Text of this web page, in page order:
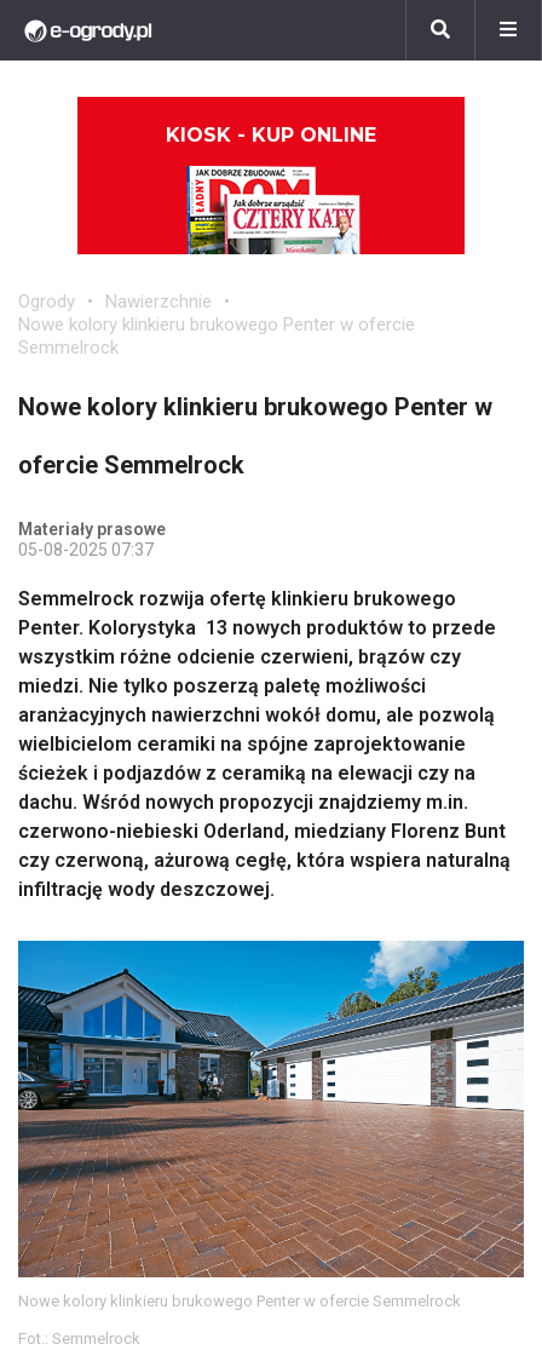
KIOSK - KUP ONLINE
Ogrody
Nawierzchnie
Nowe kolory klinkieru brukowego Penter w ofercie
Semmelrock
Nowe kolory klinkieru brukowego Penter w
ofercie Semmelrock
Materiały prasowe
05-08-2025 07:37
Semmelrock rozwija ofertę klinkieru brukowego
Penter. Kolorystyka 13 nowych produktów to przede
wszystkim różne odcienie czerwieni, brązów czy
miedzi. Nie tylko poszerzą paletę możliwości
aranżacyjnych nawierzchni wokół domu, ale pozwolą
wielbicielom ceramiki na spójne zaprojektowanie
ścieżek i podjazdów z ceramiką na elewacji czy na
dachu. Wśród nowych propozycji znajdziemy m.in.
czerwono-niebieski Oderland, miedziany Florenz Bunt
czy czerwoną, ażurową cegłę, która wspiera naturalną
infiltrację wody deszczowej.
Nowe kolory klinkieru brukowego Penter w ofercie Semmelrock
Fot.: Semmelrock